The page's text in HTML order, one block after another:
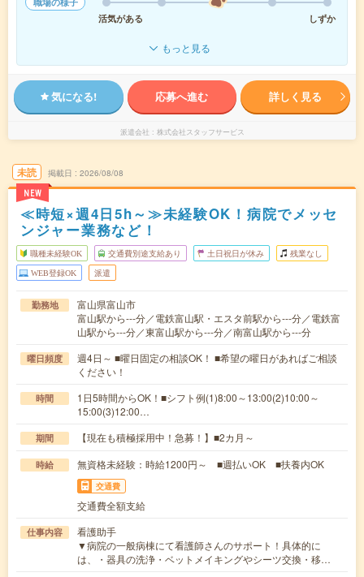
活気がある
しずか
もっと見る
気になる! 応募へ進む 詳しく見る
派遣会社 株式会社スタッフサービス
未読
NEW
掲載日 2026/08/08
≪時短×週4日5h～≫未経験OK！病院でメッセ
ンジャー業務など！
職種未経験OK 交通費別途支給あり 土日祝日が休み 残業なし
WEB登録OK 派遣
勤務地
富山県富山市
富山駅から---分／電鉄富山駅・エスタ前駅から---分／電鉄富
山駅から---分／東富山駅から---分／南富山駅から---分
曜日頻度
週4日～ ■曜日固定の相談OK！ ■希望の曜日があればご相談
ください！
時間
1日5時間からOK！■シフト例(1)8:00～13:00(2)10:00～
15:00(3)12:00…
期間 【現在も積極採用中！急募！】■2カ月～
時給 無資格未経験：時給1200円～ ■週払いOK ■扶養内OK
交通費
交通費全額支給
仕事内容
看護助手
▼病院の一般病棟にて看護師さんのサポート！具体的に
は、・器具の洗浄・ベットメイキングやシーツ交換・移…